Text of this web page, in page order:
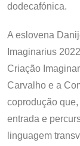
dodecafónica.
A eslovena
Imaginarius
Criação
Carvalho e a
coprodução
entrada e
linguagem